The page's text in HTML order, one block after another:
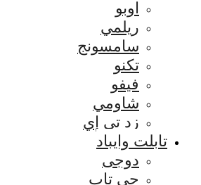
اوبو
ريلمي
سامسونج
تكنو
فيفو
شاومي
زد تي إي
تابلت وايباد
دوجى
جي تاب